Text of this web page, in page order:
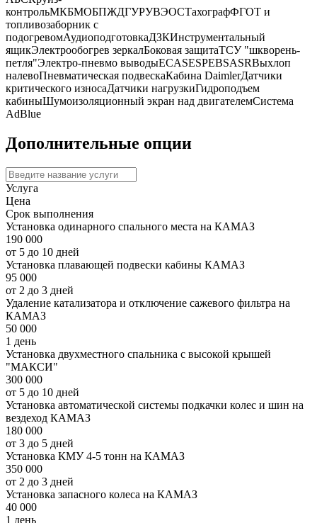
контрольМКБМОБПЖДГУРУВЭОСТахографФГОТ и
топливозаборник с
подогревомАудиоподготовкаДЗКИнструментальный
ящикЭлектрообогрев зеркалБоковая защитаТСУ "шкворень-
петля"Электро-пневмо выводыECASESPEBSASRВыхлоп
налевоПневматическая подвескаКабина DaimlerДатчики
критического износаДатчики нагрузкиГидроподъем
кабиныШумоизоляционный экран над двигателемСистема
AdBlue
Дополнительные опции
Услуга
Цена
Срок выполнения
Установка одинарного спального места на КАМАЗ
190 000
от 5 до 10 дней
Установка плавающей подвески кабины КАМАЗ
95 000
от 2 до 3 дней
Удаление катализатора и отключение сажевого фильтра на
КАМАЗ
50 000
1 день
Установка двухместного спальника с высокой крышей
"МАКСИ"
300 000
от 5 до 10 дней
Установка автоматической системы подкачки колес и шин на
вездеход КАМАЗ
180 000
от 3 до 5 дней
Установка КМУ 4-5 тонн на КАМАЗ
350 000
от 2 до 3 дней
Установка запасного колеса на КАМАЗ
40 000
1 день